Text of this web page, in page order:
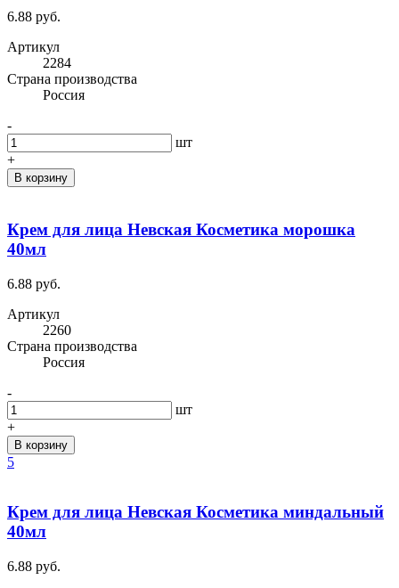
6.88 руб.
Артикул
2284
Cтрана производства
Россия
-
шт
+
В корзину
Крем для лица Невская Косметика морошка
40мл
6.88 руб.
Артикул
2260
Cтрана производства
Россия
-
шт
+
В корзину
5
Крем для лица Невская Косметика миндальный
40мл
6.88 руб.